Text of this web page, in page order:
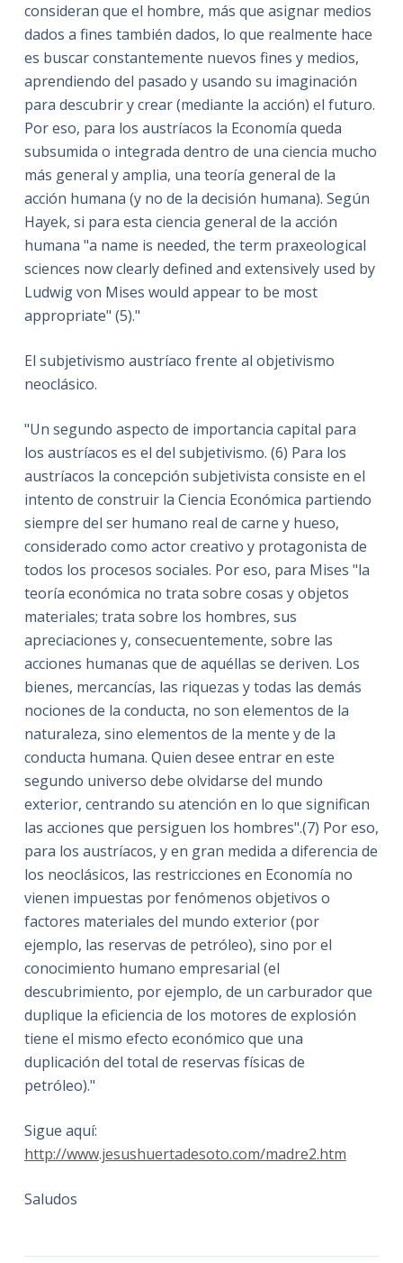
consideran que el hombre, más que asignar medios
dados a fines también dados, lo que realmente hace
es buscar constantemente nuevos fines y medios,
aprendiendo del pasado y usando su imaginación
para descubrir y crear (mediante la acción) el futuro.
Por eso, para los austríacos la Economía queda
subsumida o integrada dentro de una ciencia mucho
más general y amplia, una teoría general de la
acción humana (y no de la decisión humana). Según
Hayek, si para esta ciencia general de la acción
humana "a name is needed, the term praxeological
sciences now clearly defined and extensively used by
Ludwig von Mises would appear to be most
appropriate" (5)."
El subjetivismo austríaco frente al objetivismo
neoclásico.
"Un segundo aspecto de importancia capital para
los austríacos es el del subjetivismo. (6) Para los
austríacos la concepción subjetivista consiste en el
intento de construir la Ciencia Económica partiendo
siempre del ser humano real de carne y hueso,
considerado como actor creativo y protagonista de
todos los procesos sociales. Por eso, para Mises "la
teoría económica no trata sobre cosas y objetos
materiales; trata sobre los hombres, sus
apreciaciones y, consecuentemente, sobre las
acciones humanas que de aquéllas se deriven. Los
bienes, mercancías, las riquezas y todas las demás
nociones de la conducta, no son elementos de la
naturaleza, sino elementos de la mente y de la
conducta humana. Quien desee entrar en este
segundo universo debe olvidarse del mundo
exterior, centrando su atención en lo que significan
las acciones que persiguen los hombres".(7) Por eso,
para los austríacos, y en gran medida a diferencia de
los neoclásicos, las restricciones en Economía no
vienen impuestas por fenómenos objetivos o
factores materiales del mundo exterior (por
ejemplo, las reservas de petróleo), sino por el
conocimiento humano empresarial (el
descubrimiento, por ejemplo, de un carburador que
duplique la eficiencia de los motores de explosión
tiene el mismo efecto económico que una
duplicación del total de reservas físicas de
petróleo)."
Sigue aquí:
http://www.jesushuertadesoto.com/madre2.htm
Saludos